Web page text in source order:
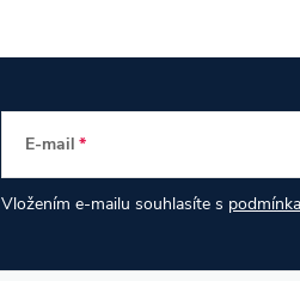
E-mail
Vložením e-mailu souhlasíte s